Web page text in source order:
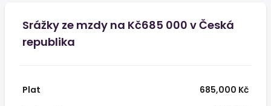
Srážky ze mzdy na Kč685 000 v Česká
republika
Plat
685,000 Kč